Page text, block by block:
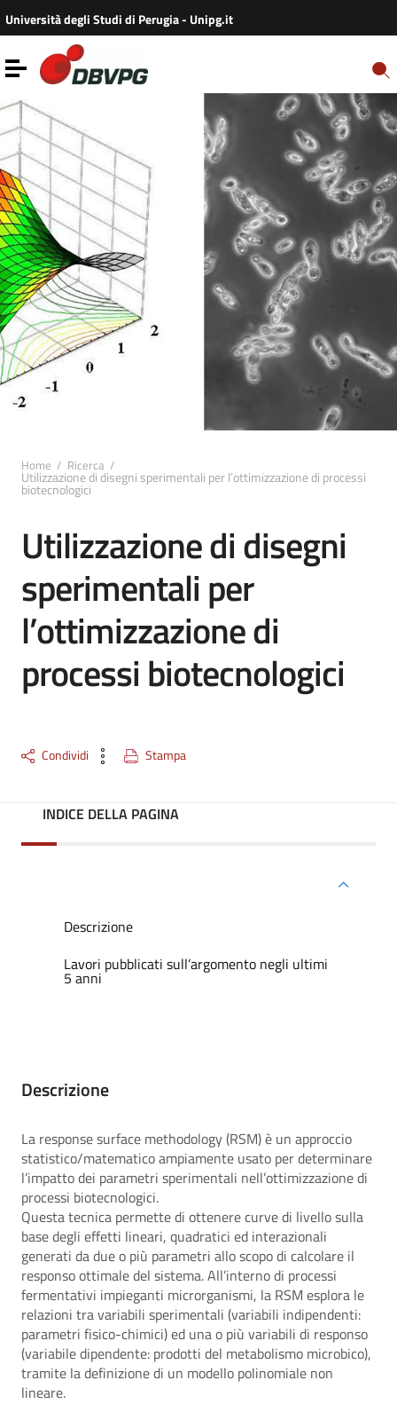
Vai ai contenuti
Vai al menu di navigazione
Vai al footer
Università degli Studi di Perugia - Unipg.it
Toggle navigation
Home / Ricerca /
Utilizzazione di disegni sperimentali per l’ottimizzazione di processi
biotecnologici
Utilizzazione di disegni
sperimentali per
l’ottimizzazione di
processi biotecnologici
Condividi Stampa
INDICE DELLA PAGINA
Descrizione
Lavori pubblicati sull’argomento negli ultimi
5 anni
Descrizione
La response surface methodology (RSM) è un approccio
statistico/matematico ampiamente usato per determinare
l’impatto dei parametri sperimentali nell’ottimizzazione di
processi biotecnologici.
Questa tecnica permette di ottenere curve di livello sulla
base degli effetti lineari, quadratici ed interazionali
generati da due o più parametri allo scopo di calcolare il
responso ottimale del sistema. All’interno di processi
fermentativi impieganti microrganismi, la RSM esplora le
relazioni tra variabili sperimentali (variabili indipendenti:
parametri fisico-chimici) ed una o più variabili di responso
(variabile dipendente: prodotti del metabolismo microbico),
tramite la definizione di un modello polinomiale non
lineare.